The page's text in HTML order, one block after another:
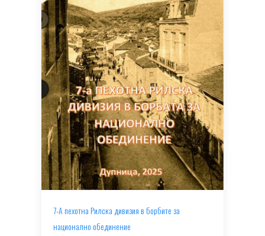
7-А пехотна Рилска дивизия в борбите за
национално обединение